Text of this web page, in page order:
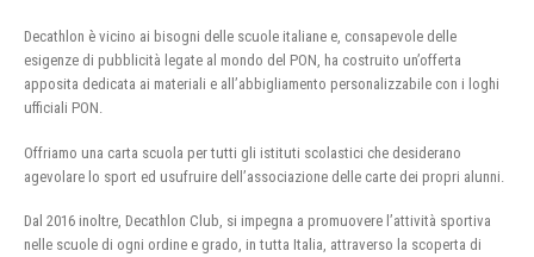
Decathlon è vicino ai bisogni delle scuole italiane e, consapevole delle
esigenze di pubblicità legate al mondo del PON, ha costruito un’offerta
apposita dedicata ai materiali e all’abbigliamento personalizzabile con i loghi
ufficiali PON.
Offriamo una carta scuola per tutti gli istituti scolastici che desiderano
agevolare lo sport ed usufruire dell’associazione delle carte dei propri alunni.
Dal 2016 inoltre, Decathlon Club, si impegna a promuovere l’attività sportiva
nelle scuole di ogni ordine e grado, in tutta Italia, attraverso la scoperta di